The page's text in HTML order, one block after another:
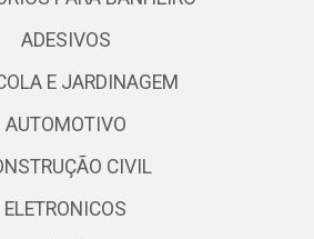
ADESIVOS
E JARDINAGEM
AUTOMOTIVO
CIVIL
ELETRONICOS